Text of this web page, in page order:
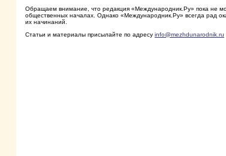
Обращаем внимание, что редакция «Международник.Ру» пока не
общественных началах. Однако «Международник.Ру» всегда рад
их начинаний.
Статьи и материалы присылайте по адресу info@mezhdunarodnik.ru